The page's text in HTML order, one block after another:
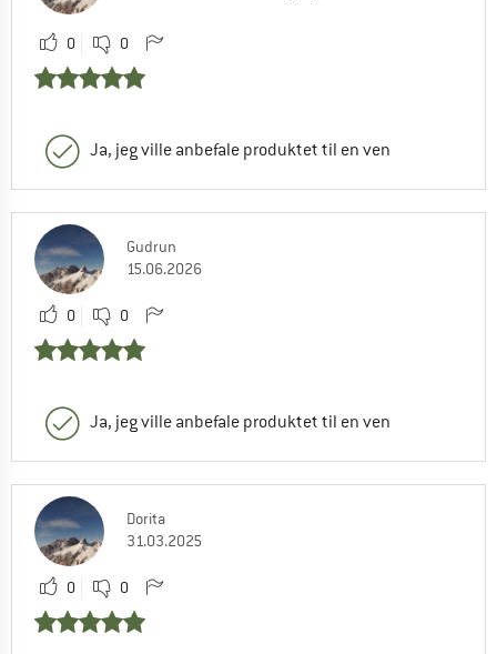
0 0
Ja, jeg ville anbefale produktet til en ven
Gudrun
15.06.2026
0 0
Ja, jeg ville anbefale produktet til en ven
Dorita
31.03.2025
0 0